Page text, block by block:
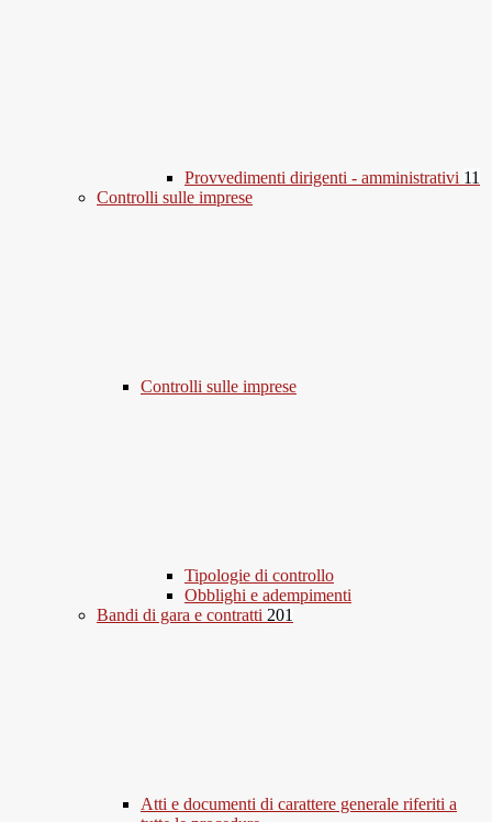
Provvedimenti dirigenti - amministrativi 11
Controlli sulle imprese
Controlli sulle imprese
Tipologie di controllo
Obblighi e adempimenti
Bandi di gara e contratti 201
Atti e documenti di carattere generale riferiti a